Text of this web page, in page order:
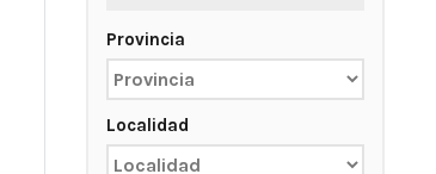
Provincia
Localidad